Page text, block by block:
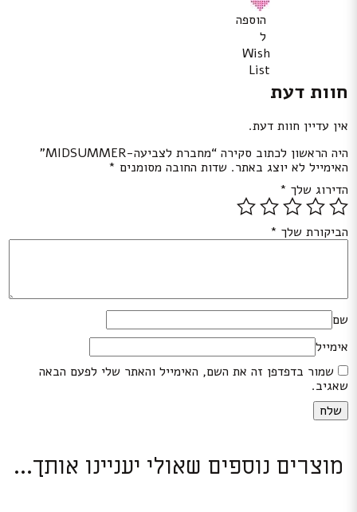
הוספה
ל
Wish
List
חוות דעת
אין עדיין חוות דעת.
היה הראשון לכתוב סקירה “מחברת לצביעה-MIDSUMMER”
האימייל לא יוצג באתר. שדות החובה מסומנים *
הדירוג שלך *
הביקורת שלך *
שם
אימייל
שמור בדפדפן זה את השם, האימייל והאתר שלי לפעם הבאה
שאגיב.
מוצרים נוספים שאולי יעניינו אותך...